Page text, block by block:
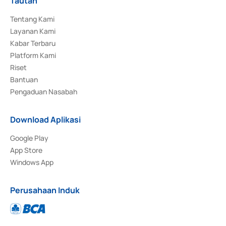
Tentang Kami
Layanan Kami
Kabar Terbaru
Platform Kami
Riset
Bantuan
Pengaduan Nasabah
Download Aplikasi
Google Play
App Store
Windows App
Perusahaan Induk